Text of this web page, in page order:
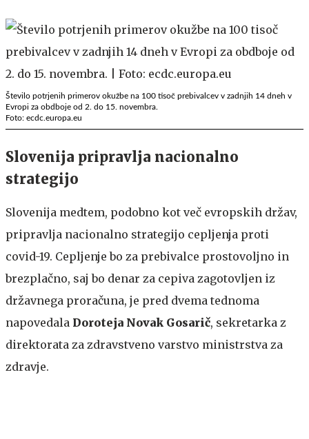
Število potrjenih primerov okužbe na 100 tisoč prebivalcev v zadnjih 14 dneh v
Evropi za obdboje od 2. do 15. novembra.
Foto: ecdc.europa.eu
Slovenija pripravlja nacionalno
strategijo
Slovenija medtem, podobno kot več evropskih držav,
pripravlja nacionalno strategijo cepljenja proti
covid-19. Cepljenje bo za prebivalce prostovoljno in
brezplačno, saj bo denar za cepiva zagotovljen iz
državnega proračuna, je pred dvema tednoma
napovedala Doroteja Novak Gosarič, sekretarka z
direktorata za zdravstveno varstvo ministrstva za
zdravje.